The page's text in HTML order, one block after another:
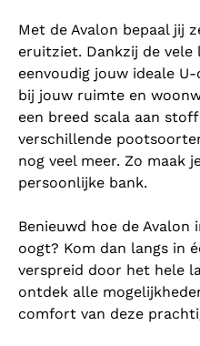
Met de Avalon bepaal jij
eruitziet. Dankzij de vele
eenvoudig jouw ideale
bij jouw ruimte en
een breed scala aan
verschillende
nog veel meer. Zo maak
persoonlijke bank.
Benieuwd hoe de
oogt? Kom dan langs in
verspreid door het hele
ontdek alle
comfort van deze